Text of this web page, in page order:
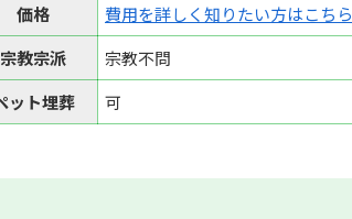
価格
費用を詳しく知りたい方はこちら
宗教宗派
宗教不問
ット埋葬
可